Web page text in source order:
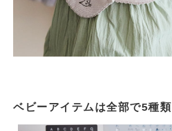
ベビーアイテムは全部で5種類